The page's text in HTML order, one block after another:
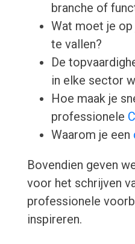
branche of
Wat moet je
te vallen?
De
in elke sector
Hoe maak je
professionele
Waarom je een
Bovendien geven
voor het schrijven
professionele
inspireren.